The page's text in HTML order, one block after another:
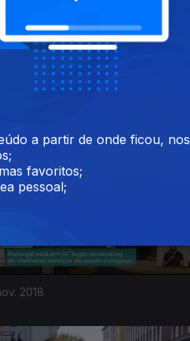
2018
2018
a partir de onde ficou, nos
favoritos;
pessoal;